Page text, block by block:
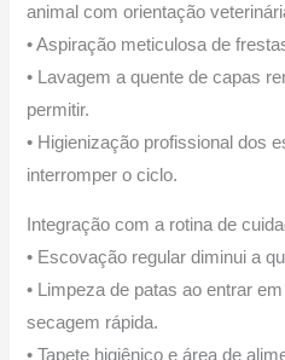
animal com orientação
• Aspiração meticulosa de
• Lavagem a quente de capas
permitir.
• Higienização profissional dos
interromper o ciclo.
Integração com a rotina de
• Escovação regular diminui a
• Limpeza de patas ao entrar
secagem rápida.
• Tapete higiênico e área de